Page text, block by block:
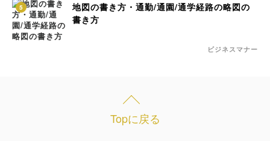
5
地図の書き方・通勤/通園/通学経路の略図の
書き方
ビジネスマナー
Topに戻る